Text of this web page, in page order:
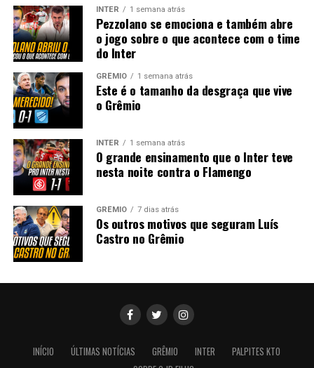
INTER 1 semana atrás
Pezzolano se emociona e também abre
o jogo sobre o que acontece com o time
do Inter
GRÊMIO 1 semana atrás
Este é o tamanho da desgraça que vive
o Grêmio
INTER 1 semana atrás
O grande ensinamento que o Inter teve
nesta noite contra o Flamengo
GRÊMIO 7 dias atrás
Os outros motivos que seguram Luís
Castro no Grêmio
INÍCIO ÚLTIMAS NOTÍCIAS GRÊMIO INTER
PALPITES KTO